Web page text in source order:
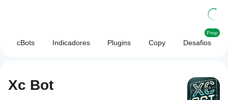
cBots Indicadores Plugins Copy Desafios
Prop
Xc Bot